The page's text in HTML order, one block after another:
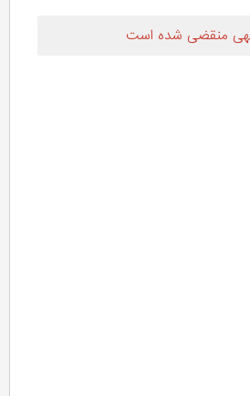
منقضی شده است